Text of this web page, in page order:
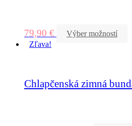
79,90 €
Výber možností
Zľava!
Chlapčenská zimná